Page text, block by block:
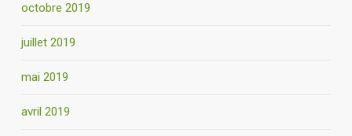
octobre 2019
juillet 2019
mai 2019
avril 2019